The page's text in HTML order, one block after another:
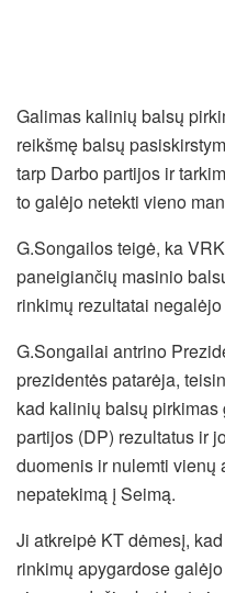
Galimas kalinių balsų
reikšmę balsų
tarp Darbo partijos ir
to galėjo netekti vieno
G.Songailos teigė, ka
paneigiančių masinio
rinkimų rezultatai
G.Songailai antrino
prezidentės patarėja,
kad kalinių balsų
partijos (DP) rezultatus ir
duomenis ir nulemti vienų
nepatekimą į Seimą.
Ji atkreipė KT dėmesį,
rinkimų apygardose